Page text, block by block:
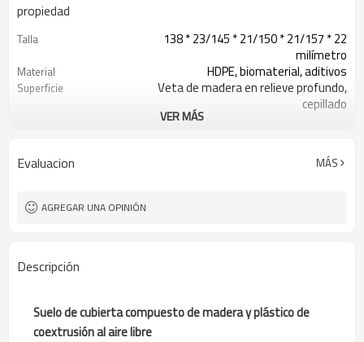
propiedad
Talla
138 * 23/145 * 21/150 * 21/157 * 22
milímetro
Material HDPE, biomaterial, aditivos
Superficie
Veta de madera en relieve profundo,
cepillado
100m2
Apariencia Tacto de madera y sensación natural
Uso
VER MÁS
Evaluacion MÁS
AGREGAR UNA OPINIÓN
Descripción
Suelo de cubierta compuesto de madera y plástico de
coextrusión al aire libre